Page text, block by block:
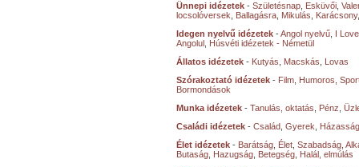
Ünnepi idézetek - Születésnap Esküvői
locsolóversek
Ballagásra Mikulás Karácsony
Idegen nyelvű idézetek -Angol nyelvű I
Angolul Húsvéti idézetek - Németül
Állatos idézetek - Kutyás Macskás
Lovas
Szórakoztató idézetek - Film Humoros
Bormondások
Munka idézetek - Tanulás, oktatás Pénz
Családi idézetek - Család Gyerek
Élet idézetek - Barátság Élet Szabadság
Butaság Hazugság Betegség Halál, elmúlás